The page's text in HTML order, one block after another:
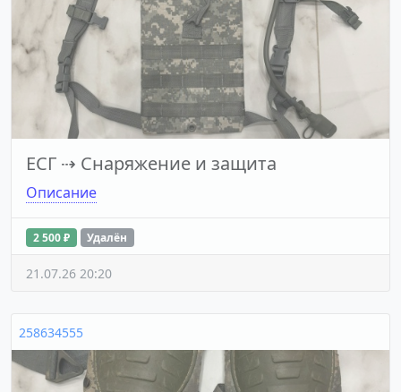
ЕСГ ⇢ Снаряжение и защита
Описание
2 500 ₽ Удалён
21.07.26 20:20
258634555